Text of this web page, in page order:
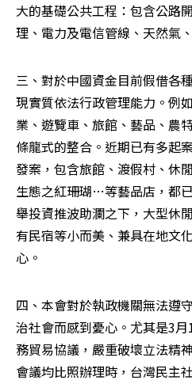
大的基礎公共工程：包含公路
理、電力及電信管線、天然氣
三、對於中國資金目前假借各
現實質依法行政管理能力。例
業、遊覽車、旅館、藝品、農
條龍式的整合。近期已有多起
發案，包含旅館、渡假村、休
生態之紅珊瑚…等藝品店，都
舉投資推波助瀾之下，大型休
有民宿等小而美、兼具在地文
心。
四、本會對於執政機關無法遵
治社會而感到憂心。尤其是3
務貿易協議，嚴重破壞立法精
會議均比照辦理時，台灣民主